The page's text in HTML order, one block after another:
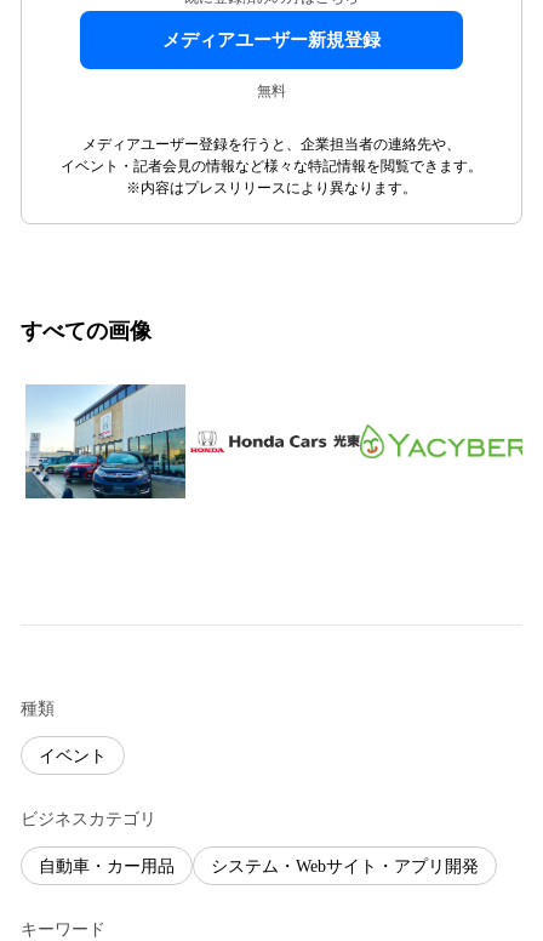
メディアユーザー新規登録
無料
メディアユーザー登録を行うと、企業担当者の連絡先や、
イベント・記者会見の情報など様々な特記情報を閲覧できます。
※内容はプレスリリースにより異なります。
すべての画像
種類
イベント
ビジネスカテゴリ
自動車・カー用品 システム・Webサイト・アプリ開発
キーワード